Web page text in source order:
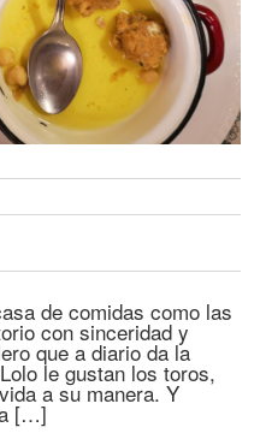
de comidas como las
con sinceridad y
que a diario da la
le gustan los toros,
a su manera. Y
[…]